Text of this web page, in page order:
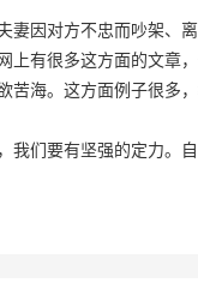
妻因对方不忠而吵架、离
上有很多这方面的文章
苦海。这方面例子很多
我们要有坚强的定力。